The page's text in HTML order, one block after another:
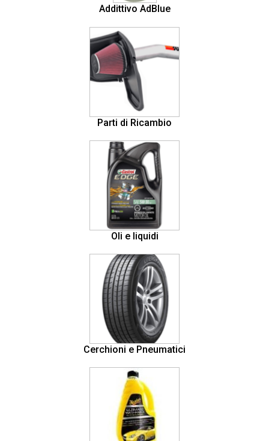
Addittivo AdBlue
Parti di Ricambio
Oli e liquidi
Cerchioni e Pneumatici